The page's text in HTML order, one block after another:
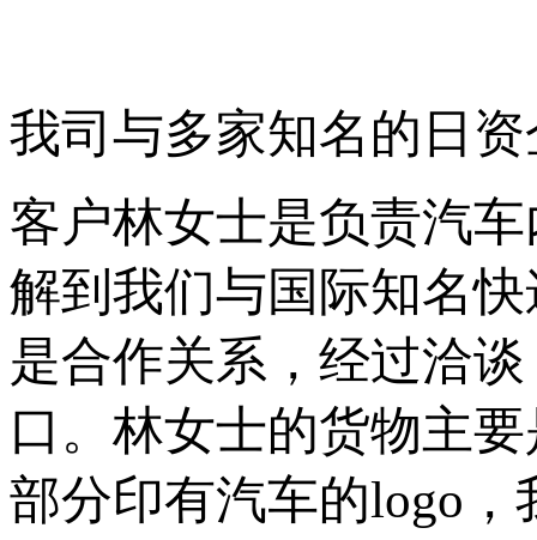
我司与多家知名的日
客户林女士是负责汽
解到我们与国际知名
是合作关系，经过洽
口。林女士的货物主
部分印有汽车的logo